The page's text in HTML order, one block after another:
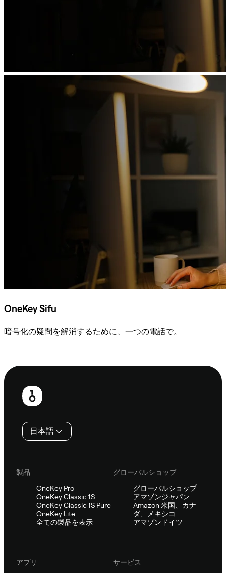
OneKey Sifu
暗号化の疑問を解消するために、一つの電話で。
フ
日本語
製品
OneKey Pro
OneKey Classic 1S
OneKey Classic 1S Pure
OneKey Lite
全ての製品を表示
グローバルショップ
グローバルショップ
アマゾンジャパン
Amazon 米国、カナ
ダ、メキシコ
アマゾンドイツ
アプリ
サービス